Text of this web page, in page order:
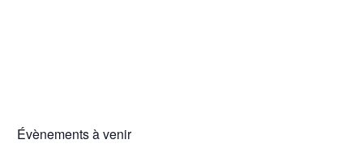
Évènements à venir